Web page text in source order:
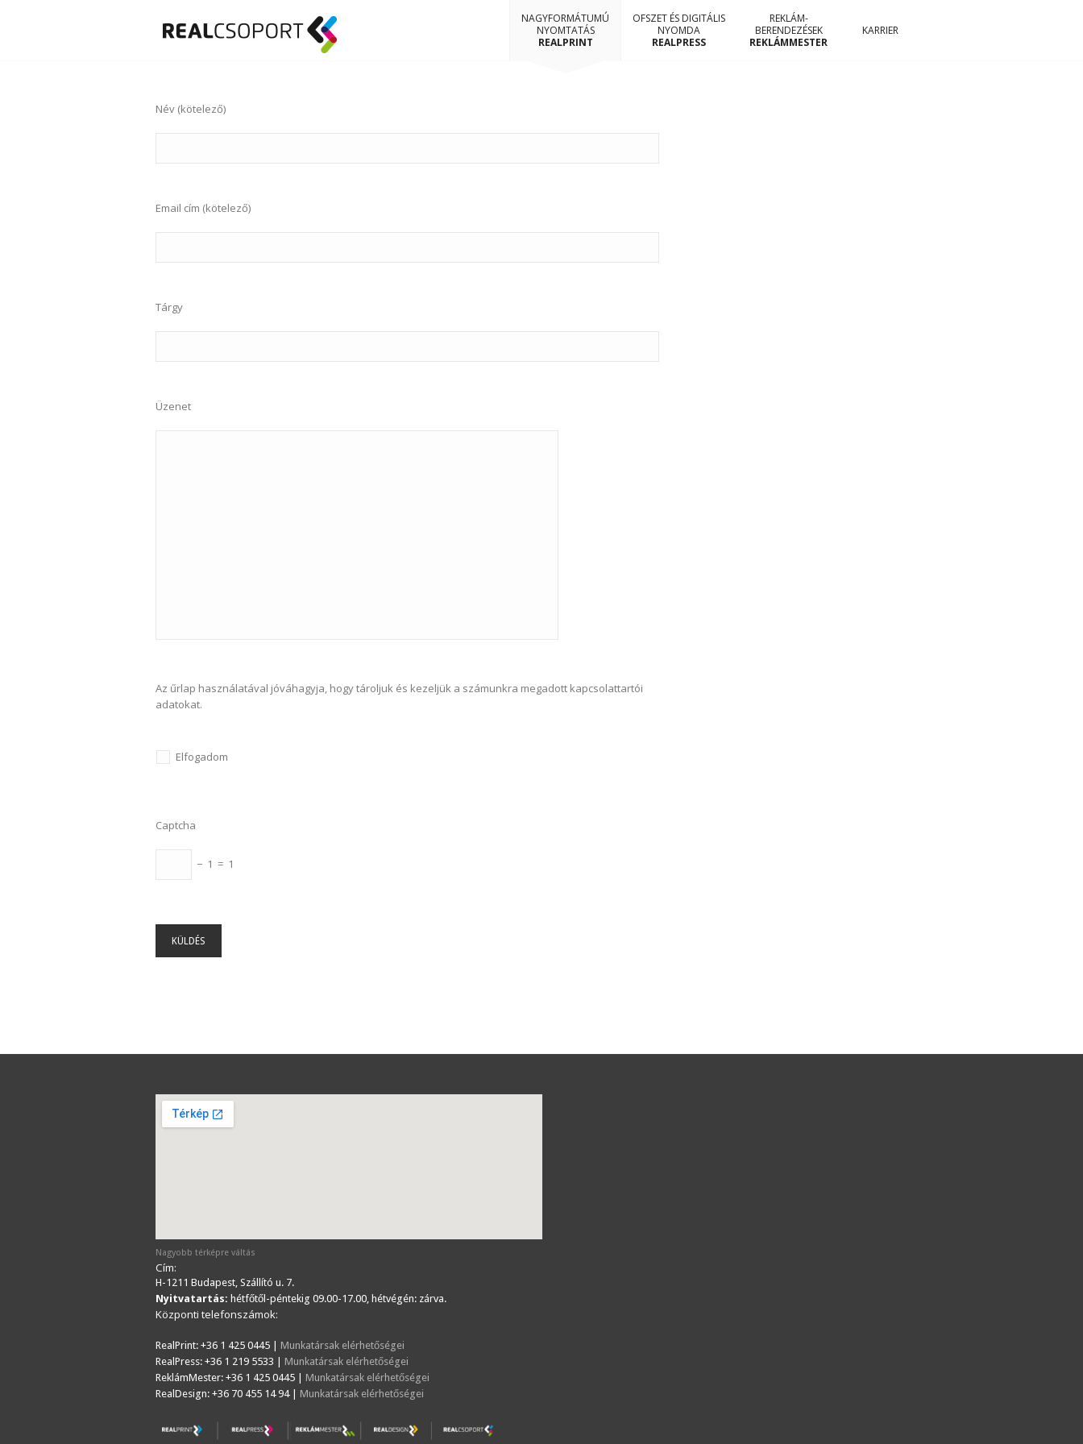
NAGYFORMÁTUMÚ
NYOMTATÁS
REALPRINT
OFSZET ÉS DIGITÁLIS
NYOMDA
REALPRESS
REKLÁM-
BERENDEZÉSEK
REKLÁMMESTER
KARRIER
Név (kötelező)
Email cím (kötelező)
Tárgy
Üzenet
Az űrlap használatával jóváhagyja, hogy tároljuk és kezeljük a számunkra megadott kapcsolattartói
adatokat.
Elfogadom
Captcha
− 1 = 1
Nagyobb térképre váltás
Cím:
H-1211 Budapest, Szállító u. 7.
Nyitvatartás: hétfőtől-péntekig 09.00-17.00, hétvégén: zárva.
Központi telefonszámok:
RealPrint: +36 1 425 0445 | Munkatársak elérhetőségei
RealPress: +36 1 219 5533 | Munkatársak elérhetőségei
ReklámMester: +36 1 425 0445 | Munkatársak elérhetőségei
RealDesign: +36 70 455 14 94 | Munkatársak elérhetőségei